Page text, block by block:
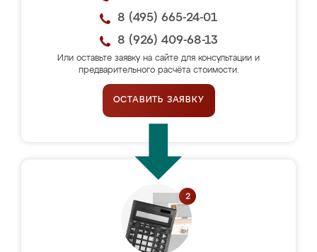
8 (495) 665-24-01
8 (926) 409-68-13
Или оставьте заявку на сайте для консультации и
предварительного расчёта стоимости.
ОСТАВИТЬ ЗАЯВКУ